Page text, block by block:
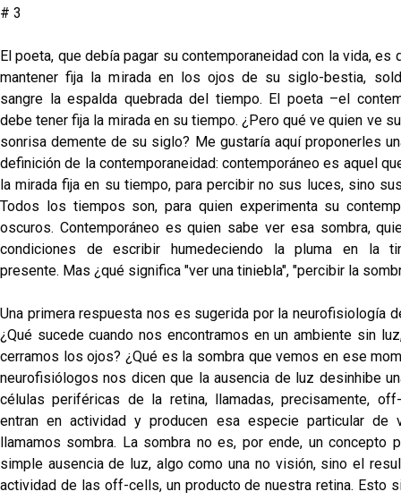
# 3
El poeta, que debía pagar su contemporaneidad con la vida, es
mantener fija la mirada en los ojos de su siglo-bestia,
sangre la espalda quebrada del tiempo. El poeta –el
debe tener fija la mirada en su tiempo. ¿Pero qué ve quien ve
sonrisa demente de su siglo? Me gustaría aquí proponerles
definición de la contemporaneidad: contemporáneo es aquel
la mirada fija en su tiempo, para percibir no sus luces, sino
Todos los tiempos son, para quien experimenta su
oscuros. Contemporáneo es quien sabe ver esa sombra,
condiciones de escribir humedeciendo la pluma en la
presente. Mas ¿qué significa "ver una tiniebla", "percibir la
Una primera respuesta nos es sugerida por la neurofisiología
¿Qué sucede cuando nos encontramos en un ambiente sin
cerramos los ojos? ¿Qué es la sombra que vemos en ese
neurofisiólogos nos dicen que la ausencia de luz desinhibe
células periféricas de la retina, llamadas, precisamente,
entran en actividad y producen esa especie particular de
llamamos sombra. La sombra no es, por ende, un concepto
simple ausencia de luz, algo como una no visión, sino el
actividad de las off-cells, un producto de nuestra retina. Esto